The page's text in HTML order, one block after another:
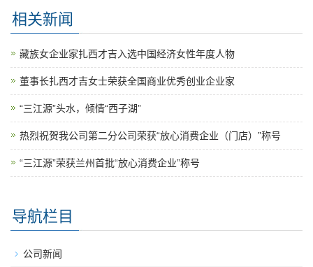
相关新闻
藏族女企业家扎西才吉入选中国经济女性年度人物
董事长扎西才吉女士荣获全国商业优秀创业企业家
“三江源”头水，倾情“西子湖”
热烈祝贺我公司第二分公司荣获“放心消费企业（门店）”称号
“三江源”荣获兰州首批“放心消费企业”称号
导航栏目
公司新闻